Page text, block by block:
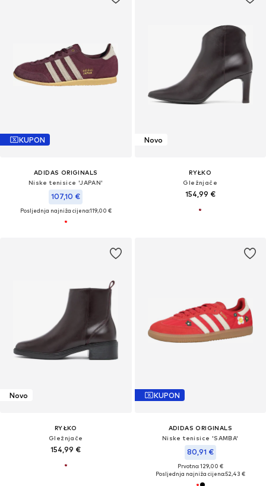
KUPON
ADIDAS ORIGINALS
Niske tenisice 'JAPAN'
107,10 €
Posljednja najniža cijena:119,00 €
Novo
RYŁKO
Gležnjače
154,99 €
Novo
RYŁKO
Gležnjače
154,99 €
KUPON
ADIDAS ORIGINALS
Niske tenisice 'SAMBA'
80,91 €
Prvotno: 129,00 €
Posljednja najniža cijena:52,43 €